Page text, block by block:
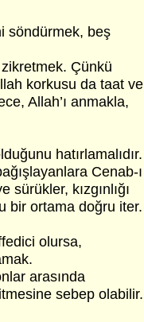
söndürmek, beş
Çünkü
korkusu da taat ve
Allah’ı anmakla,
hatırlamalıdır.
Cenab-ı
kızgınlığı
bir ortama doğru iter.
olursa,
arasında
sebep olabilir.